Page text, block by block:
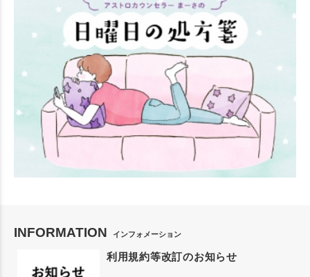
INFORMATION インフォメーション
利用規約等改訂のお知らせ